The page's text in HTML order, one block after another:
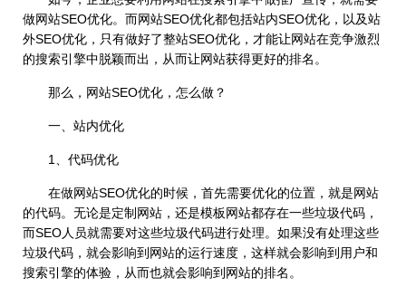
做网站SEO优化。而网站SEO优化都包括站内SEO优化，以及站
外SEO优化，只有做好了整站SEO优化，才能让网站在竞争激烈
的搜索引擎中脱颖而出，从而让网站获得更好的排名。
那么，网站SEO优化，怎么做？
一、站内优化
1、代码优化
在做网站SEO优化的时候，首先需要优化的位置，就是网站
的代码。无论是定制网站，还是模板网站都存在一些垃圾代码，
而SEO人员就需要对这些垃圾代码进行处理。如果没有处理这些
垃圾代码，就会影响到网站的运行速度，这样就会影响到用户和
搜索引擎的体验，从而也就会影响到网站的排名。